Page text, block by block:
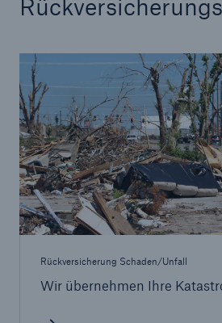
Rückversicherung Schaden/Unfall
Wir übernehmen Ihre